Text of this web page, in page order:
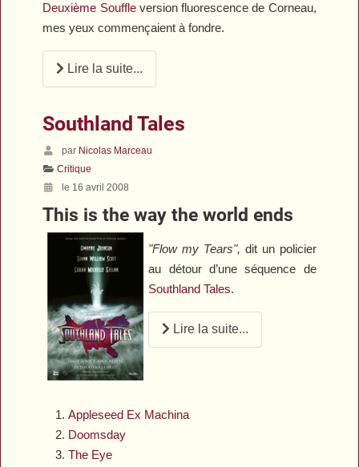
Deuxième Souffleversion fluorescence de Corneau,
mes yeux commençaient à fondre.
Lire la suite...
Southland Tales
par Nicolas Marceau
Critique
le 16 avril 2008
This is the way the world ends
"Flow my Tears", dit un policier
au détour d’une séquence de
Southland Tales.
Lire la suite...
Appleseed Ex Machina
Doomsday
The Eye